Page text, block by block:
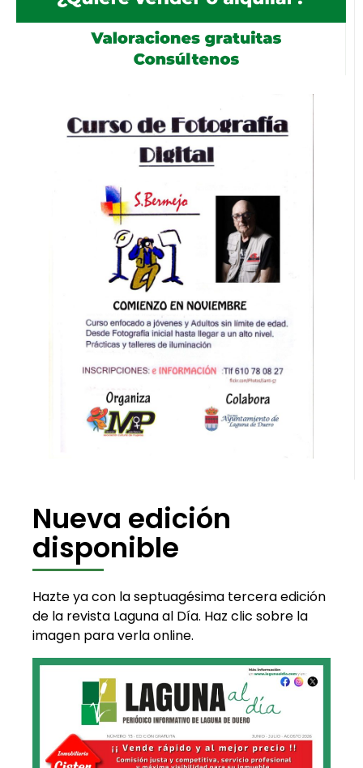
Nueva edición
disponible
Hazte ya con la septuagésima tercera edición
de la revista Laguna al Día. Haz clic sobre la
imagen para verla online.